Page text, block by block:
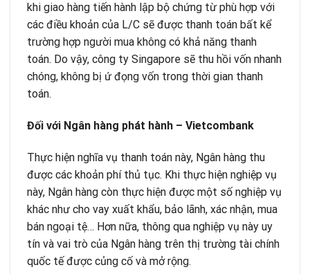
khi giao hàng tiến hành lập bộ chứng từ phù hợp với
các điều khoản của L/C sẽ được thanh toán bất kể
trường hợp người mua không có khả năng thanh
toán. Do vậy, công ty Singapore sẽ thu hồi vốn nhanh
chóng, không bị ứ đọng vốn trong thời gian thanh
toán.
Đối với Ngân hàng phát hành – Vietcombank
Thực hiện nghĩa vụ thanh toán này, Ngân hàng thu
được các khoản phí thủ tục. Khi thực hiện nghiệp vụ
này, Ngân hàng còn thực hiện được một số nghiệp vụ
khác như cho vay xuất khẩu, bảo lãnh, xác nhận, mua
bán ngoại tệ… Hơn nữa, thông qua nghiệp vụ này uy
tín và vai trò của Ngân hàng trên thị trường tài chính
quốc tế được củng cố và mở rộng.